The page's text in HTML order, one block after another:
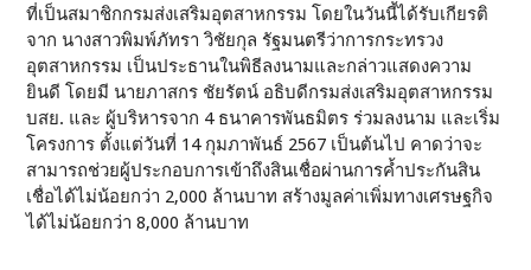
ที่เป็นสมาชิกกรมส่งเสริมอุตสาหกรรม โดยในวันนี้ได้รับเกียรติ
จาก นางสาวพิมพ์ภัทรา วิชัยกุล รัฐมนตรีว่าการกระทรวง
อุตสาหกรรม เป็นประธานในพิธีลงนามและกล่าวแสดงความ
ยินดี โดยมี นายภาสกร ชัยรัตน์ อธิบดีกรมส่งเสริมอุตสาหกรรม
บสย. และ ผู้บริหารจาก 4 ธนาคารพันธมิตร ร่วมลงนาม และเริ่ม
โครงการ ตั้งแต่วันที่ 14 กุมภาพันธ์ 2567 เป็นต้นไป คาดว่าจะ
สามารถช่วยผู้ประกอบการเข้าถึงสินเชื่อผ่านการค้ำประกันสิน
เชื่อได้ไม่น้อยกว่า 2,000 ล้านบาท สร้างมูลค่าเพิ่มทางเศรษฐกิจ
ได้ไม่น้อยกว่า 8,000 ล้านบาท